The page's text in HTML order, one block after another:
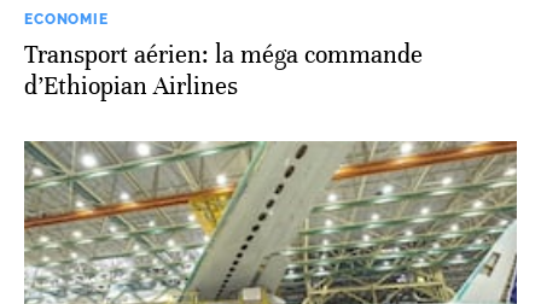
ECONOMIE
Transport aérien: la méga commande
d’Ethiopian Airlines